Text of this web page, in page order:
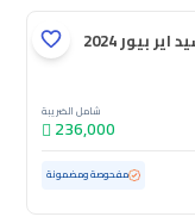
بيور 2024
شامل الضريبة
236,000
مفحوصة ومضمونة